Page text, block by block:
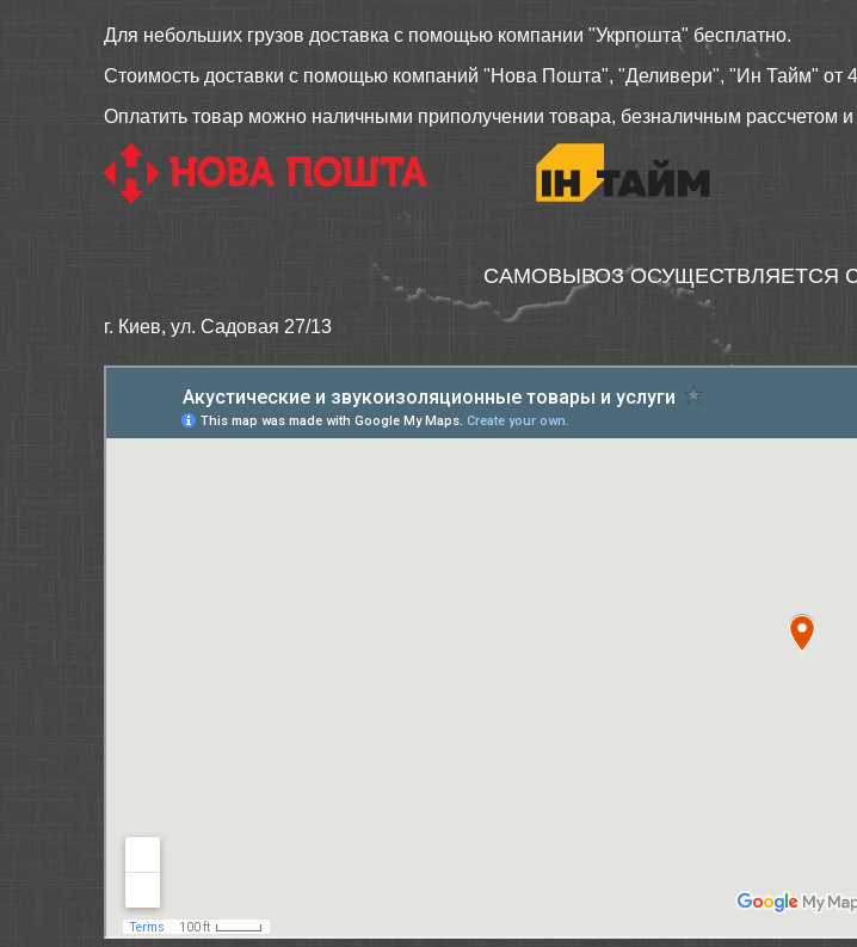
Для небольших грузов доставка с помощью компании "Укрпошта" бесплатно.
Стоимость доставки с помощью компаний "Нова Пошта", "Деливери", "Ин Тайм" от
Оплатить товар можно наличными приполучении товара, безналичным рассчетом
САМОВЫВОЗ ОСУЩЕСТВЛЯЕТСЯ
г. Киев, ул. Садовая 27/13